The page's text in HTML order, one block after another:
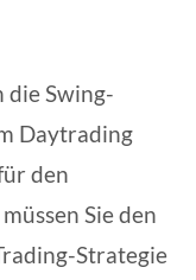
Swing-
Daytrading
den
Sie den
Strategie